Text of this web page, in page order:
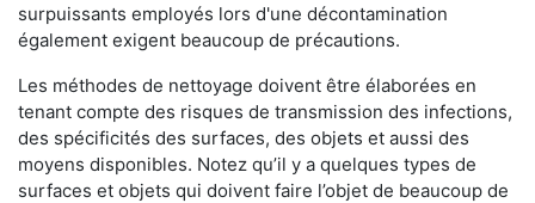
surpuissants employés lors d'une décontamination
également exigent beaucoup de précautions.
Les méthodes de nettoyage doivent être élaborées en
tenant compte des risques de transmission des infections,
des spécificités des surfaces, des objets et aussi des
moyens disponibles. Notez qu’il y a quelques types de
surfaces et objets qui doivent faire l’objet de beaucoup de